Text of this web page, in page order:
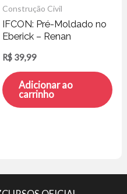
Construção Civil
IFCON: Pré-Moldado no
Eberick – Renan
R$ 39,99
Adicionar ao
carrinho